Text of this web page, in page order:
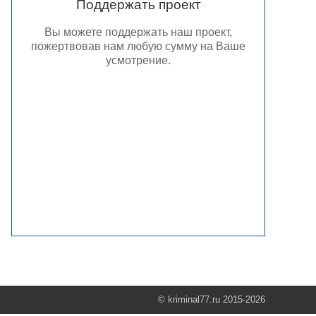
Поддержать проект
Вы можете поддержать наш проект,
пожертвовав нам любую сумму на Ваше
усмотрение.
© kriminal77.ru 2015-2026